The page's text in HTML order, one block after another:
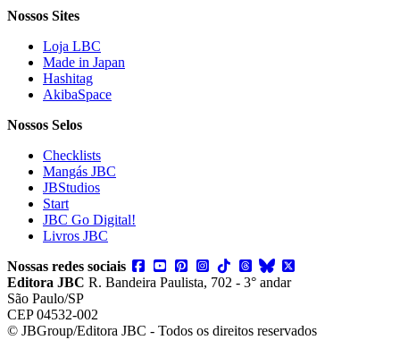
Nossos Sites
Loja LBC
Made in Japan
Hashitag
AkibaSpace
Nossos Selos
Checklists
Mangás JBC
JBStudios
Start
JBC Go Digital!
Livros JBC
Nossas redes sociais
Editora JBC R. Bandeira Paulista, 702 - 3° andar
São Paulo/SP
CEP 04532-002
© JBGroup/Editora JBC - Todos os direitos reservados